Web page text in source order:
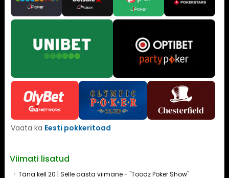
Vaata ka Eesti pokkeritoad
Viimati lisatud
Täna kell 20 | Selle aasta viimane - "Toodz Poker Show"